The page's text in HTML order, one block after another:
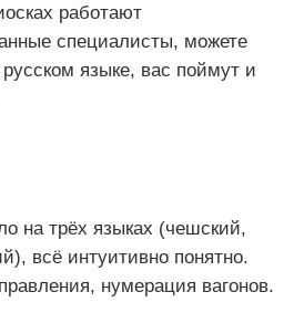
работают
специалисты, можете
языке, вас поймут и
на трёх языках (чешский,
всё интуитивно понятно.
нумерация вагонов.